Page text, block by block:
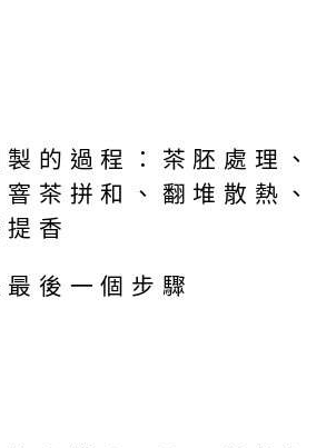
的過程：茶胚處理、
茶拼和、翻堆散熱、
香
後一個步驟